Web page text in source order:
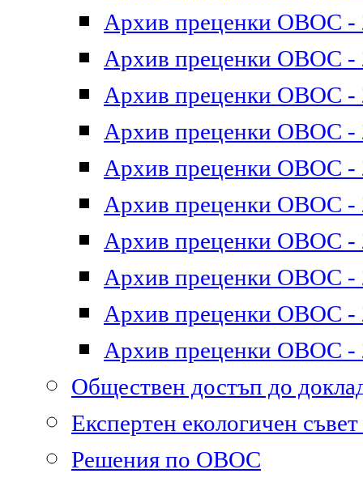
Архив преценки ОВОС -
Архив преценки ОВОС -
Архив преценки ОВОС -
Архив преценки ОВОС -
Архив преценки ОВОС -
Архив преценки ОВОС -
Архив преценки ОВОС -
Архив преценки ОВОС -
Архив преценки ОВОС -
Архив преценки ОВОС -
Обществен достъп до
Експертен екологичен
Решения по ОВОС